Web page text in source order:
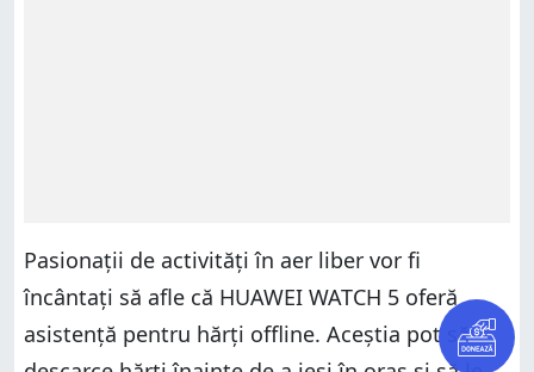
Pasionații de activități în aer liber vor fi
încântați să afle că HUAWEI WATCH 5 oferă
asistență pentru hărți offline. Aceștia pot să